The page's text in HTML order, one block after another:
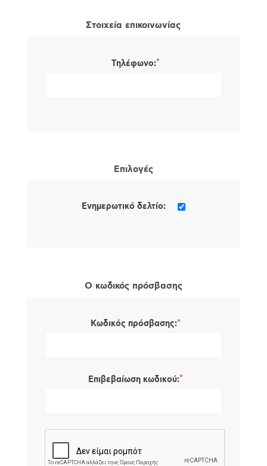
Στοιχεία επικοινωνίας
Τηλέφωνο:*
Επιλογές
Ενημερωτικό δελτίο:
Ο κωδικός πρόσβασης
Κωδικός πρόσβασης:*
Επιβεβαίωση κωδικού:*